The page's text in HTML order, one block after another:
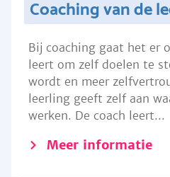
Coaching van de
Bij coaching gaat het er
leert om zelf doelen te
wordt en meer
leerling geeft zelf aan
werken. De coach leert...
Meer informatie